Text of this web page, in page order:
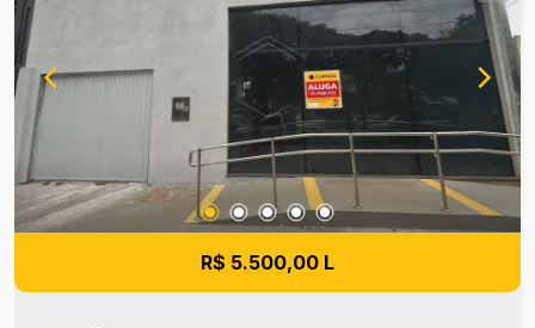
de valores sem aviso prévio, pois são de
responsabilidade da administradora do
condomínio e prefeitura municipal. A metragem
informada é aproximada e pode apresentar
R$ 5.500,00 L